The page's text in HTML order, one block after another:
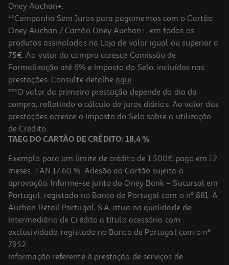
4.3
Ração Para Cão Friskies Active Com Vaca 4kg
3.32 €/Kg
13,29 €
Oney Auchan+.
**Campanha Sem Juros para pagamentos com o Cartão
Oney Auchan / Cartão Oney Auchan+, em todos os
produtos assinalados na Loja de valor igual ou superior a
75€. Ao valor da compra acresce Comissão de
Formalização até 6% e Imposto do Selo, incluídos nas
prestações. Consulte detalhe aqui.
***O valor da primeira prestação depende do dia da
compra, refletindo o cálculo de juros diários. Ao valor das
prestações acresce o Imposto do Selo sobre a utilização
de Crédito.
TAEG DO CARTÃO DE CRÉDITO: 18,4 %
Exemplo para um limite de crédito de 1.500€ pago em 12
meses. TAN 17,60 %. Adesão ao Cartão sujeita a
aprovação. Informe-se junto do Oney Bank – Sucursal em
Portugal, registado no Banco de Portugal com o nº 881. A
Auchan Retail Portugal, S.A. atua na qualidade de
Intermediário de Crédito a título acessório com
exclusividade, registado no Banco de Portugal com o nº
7952.
Informação referente à prestação de serviços de